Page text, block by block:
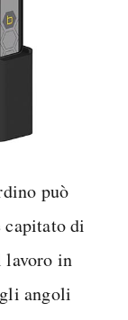
può
capitato di
lavoro in
angoli